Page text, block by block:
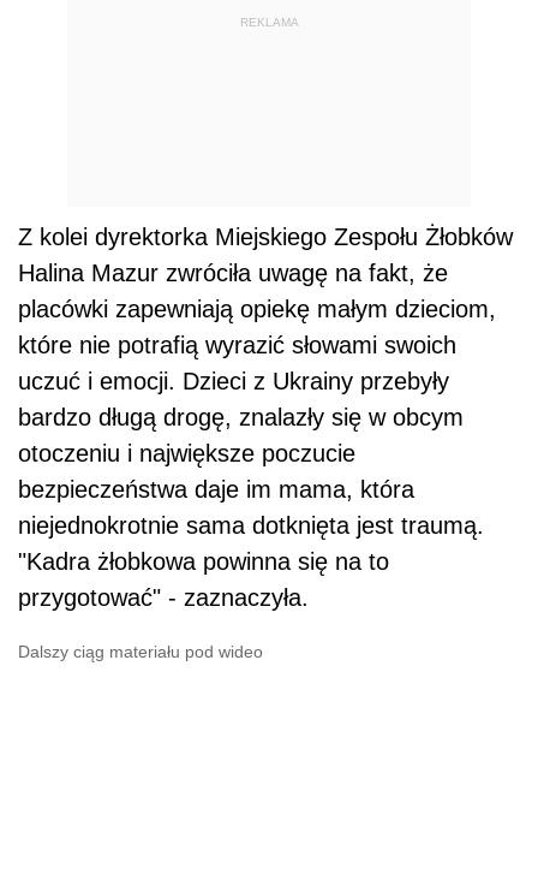
REKLAMA
Z kolei dyrektorka Miejskiego Zespołu Żłobków
Halina Mazur zwróciła uwagę na fakt, że
placówki zapewniają opiekę małym dzieciom,
które nie potrafią wyrazić słowami swoich
uczuć i emocji. Dzieci z Ukrainy przebyły
bardzo długą drogę, znalazły się w obcym
otoczeniu i największe poczucie
bezpieczeństwa daje im mama, która
niejednokrotnie sama dotknięta jest traumą.
"Kadra żłobkowa powinna się na to
przygotować" - zaznaczyła.
Dalszy ciąg materiału pod wideo